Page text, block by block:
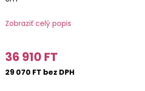
Zobraziť celý popis
36 910 FT
29 070 FT bez DPH